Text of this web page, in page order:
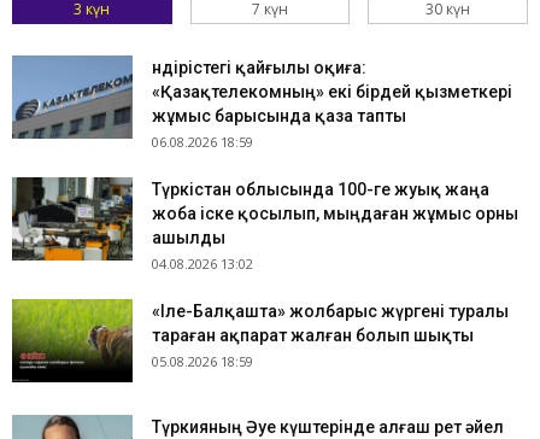
3 күн 7 күн 30 күн
Өндірістегі қайғылы оқиға:
«Қазақтелекомның» екі бірдей қызметкері
жұмыс барысында қаза тапты
06.08.2026 18:59
Түркістан облысында 100-ге жуық жаңа
жоба іске қосылып, мыңдаған жұмыс орны
ашылды
04.08.2026 13:02
«Іле-Балқашта» жолбарыс жүргені туралы
тараған ақпарат жалған болып шықты
05.08.2026 18:59
Түркияның Әуе күштерінде алғаш рет әйел